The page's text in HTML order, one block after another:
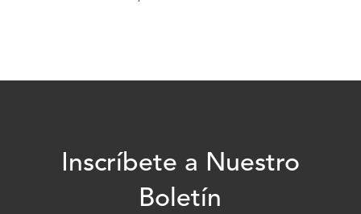
Inscríbete a Nuestro
Boletín